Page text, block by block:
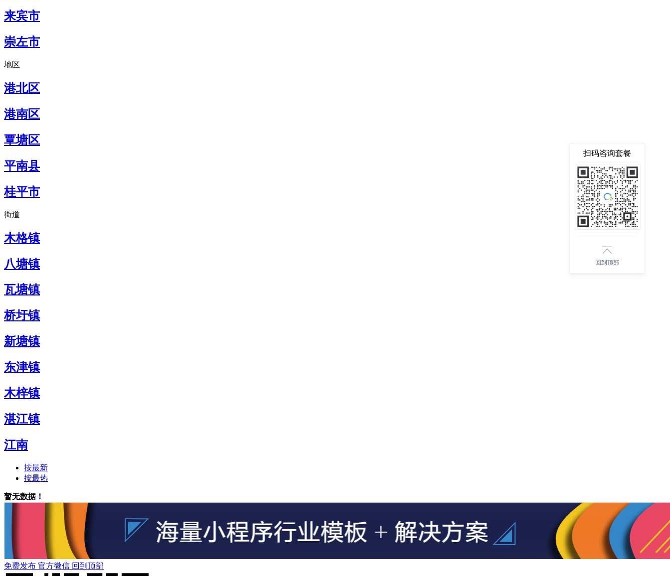
来宾市
崇左市
地区
港北区
港南区
覃塘区
平南县
桂平市
街道
木格镇
八塘镇
瓦塘镇
桥圩镇
新塘镇
东津镇
木梓镇
湛江镇
江南
按最新
按最热
暂无数据！
免费发布 官方微信 回到顶部
扫码咨询套餐
回到顶部